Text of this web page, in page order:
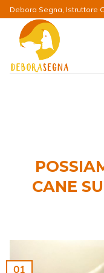
Debora Segna, Istruttore
CANE
01